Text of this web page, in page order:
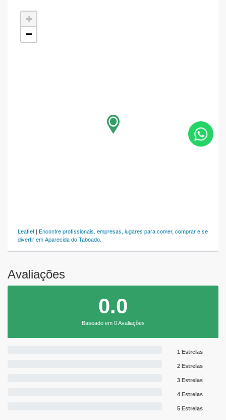
+
−
Leaflet | Encontre profissionais, empresas, lugares para comer, comprar e se
divertir em Aparecida do Taboado.
Avaliações
0.0
Baseado em 0 Avaliações
1 Estrelas
2 Estrelas
3 Estrelas
4 Estrelas
5 Estrelas